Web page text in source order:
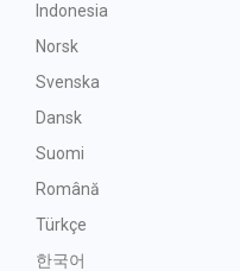
Indonesia
Norsk
Svenska
Dansk
Suomi
Română
Türkçe
한국어